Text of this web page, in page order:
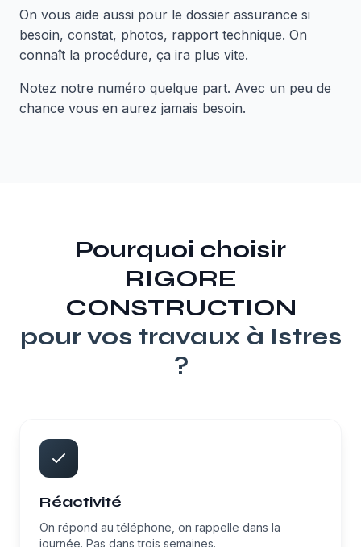
On vous aide aussi pour le dossier assurance si
besoin, constat, photos, rapport technique. On
connaît la procédure, ça ira plus vite.
Notez notre numéro quelque part. Avec un peu de
chance vous en aurez jamais besoin.
Pourquoi choisir
RIGORE
CONSTRUCTION
pour vos travaux à Istres
?
Réactivité
On répond au téléphone, on rappelle dans la
journée. Pas dans trois semaines.